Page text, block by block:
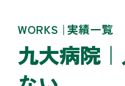
WORKS 実績一覧
九大病院